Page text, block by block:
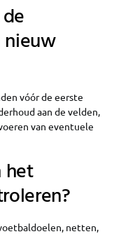
vóór de eerste
aan de velden,
van eventuele
het
netten,